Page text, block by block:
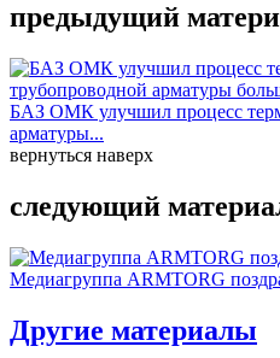
предыдущий
БАЗ ОМК улучшил процесс
арматуры...
вернуться наверх
следующий
Медиагруппа ARMTORG
Другие материалы